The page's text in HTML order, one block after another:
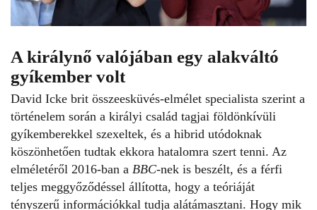
A királynő valójában egy alakváltó
gyíkember volt
David Icke brit összeesküvés-elmélet specialista szerint a
történelem során a királyi család tagjai földönkívüli
gyíkemberekkel szexeltek, és a hibrid utódoknak
köszönhetően tudtak ekkora hatalomra szert tenni. Az
elméletéről 2016-ban a BBC-nek is beszélt, és a férfi
teljes meggyőződéssel állította, hogy a teóriáját
tényszerű információkkal tudja alátámasztani. Hogy mik